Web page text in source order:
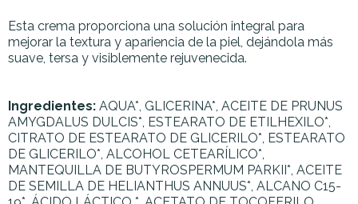
Esta crema proporciona una solución integral para
mejorar la textura y apariencia de la piel, dejándola más
suave, tersa y visiblemente rejuvenecida.
Ingredientes: AQUA*, GLICERINA*, ACEITE DE PRUNUS
AMYGDALUS DULCIS*, ESTEARATO DE ETILHEXILO*,
CITRATO DE ESTEARATO DE GLICERILO*, ESTEARATO
DE GLICERILO*, ALCOHOL CETEARÍLICO*,
MANTEQUILLA DE BUTYROSPERMUM PARKII*, ACEITE
DE SEMILLA DE HELIANTHUS ANNUUS*, ALCANO C15-